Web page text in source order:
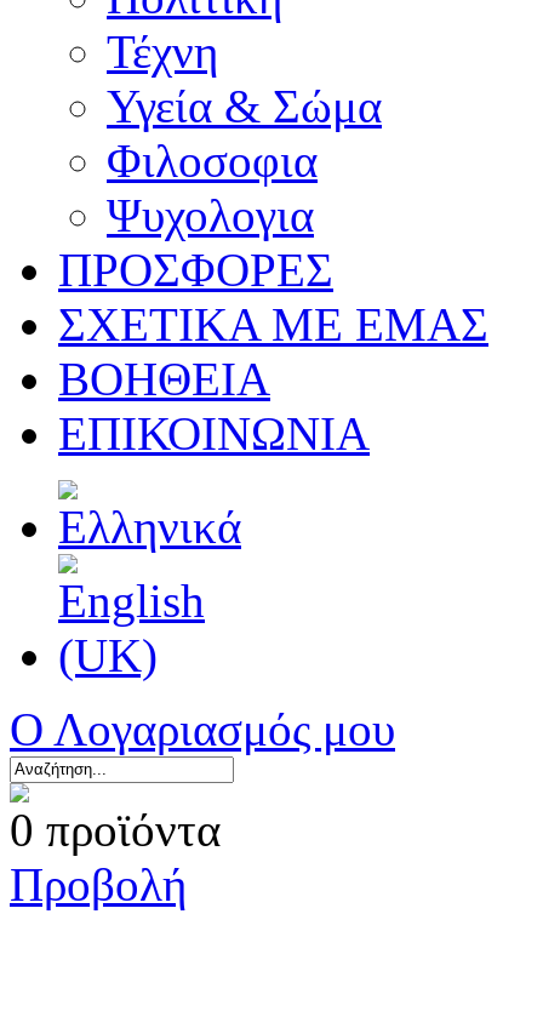
Τέχνη
Υγεία & Σώμα
Φιλοσοφια
Ψυχολογια
ΠΡΟΣΦΟΡΕΣ
ΣΧΕΤΙΚΑ ΜΕ ΕΜΑΣ
ΒΟΗΘΕΙΑ
ΕΠΙΚΟΙΝΩΝΙΑ
Ο Λογαριασμός μου
0 προϊόντα
Προβολή